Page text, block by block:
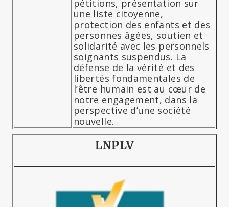
pétitions, présentation sur
une liste citoyenne,
protection des enfants et des
personnes âgées, soutien et
solidarité avec les personnels
soignants suspendus. La
défense de la vérité et des
libertés fondamentales de
l’être humain est au cœur de
notre engagement, dans la
perspective d’une société
nouvelle.
LNPLV